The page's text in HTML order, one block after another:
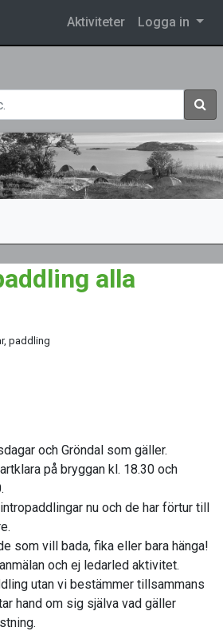
Aktiviteter Logga in
Sök
alla
paddling
och Gröndal som gäller.
på bryggan kl. 18.30 och
nu och de har förtur till
som vill bada, fika eller bara hänga!
och ej ledarled aktivitet.
utan vi bestämmer tillsammans
hand om sig själva vad gäller